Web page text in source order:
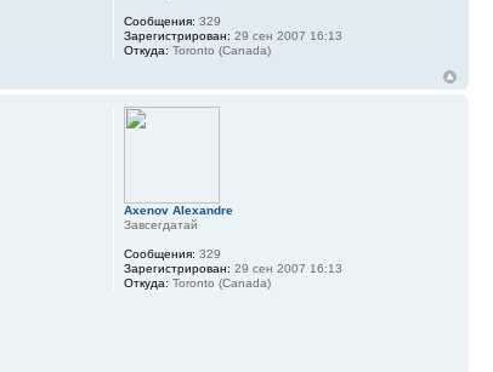
Сообщения: 329
Зарегистрирован: 29 сен 2007 16:13
Откуда: Toronto (Canada)
Axenov Alexandre
Завсегдатай
Сообщения: 329
Зарегистрирован: 29 сен 2007 16:13
Откуда: Toronto (Canada)